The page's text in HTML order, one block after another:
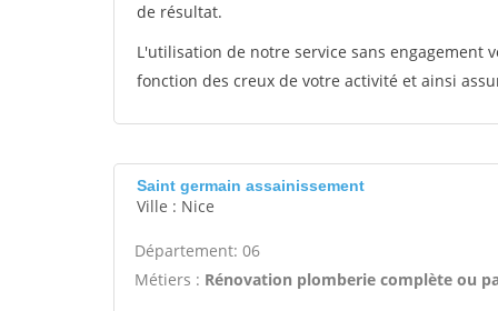
de résultat.
L'utilisation de notre service sans engagement
fonction des creux de votre activité et ainsi
Saint germain assainissement
Ville : Nice
Département: 06
Métiers : Rénovation plomberie complète ou